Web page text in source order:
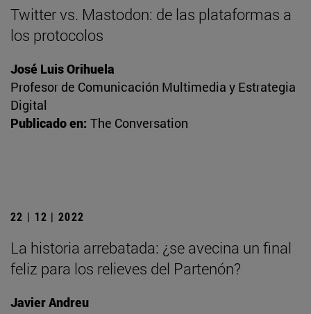
Twitter vs. Mastodon: de las plataformas a
los protocolos
José Luis Orihuela
Profesor de Comunicación Multimedia y Estrategia
Digital
Publicado en: The Conversation
22 | 12 | 2022
La historia arrebatada: ¿se avecina un final
feliz para los relieves del Partenón?
Javier Andreu